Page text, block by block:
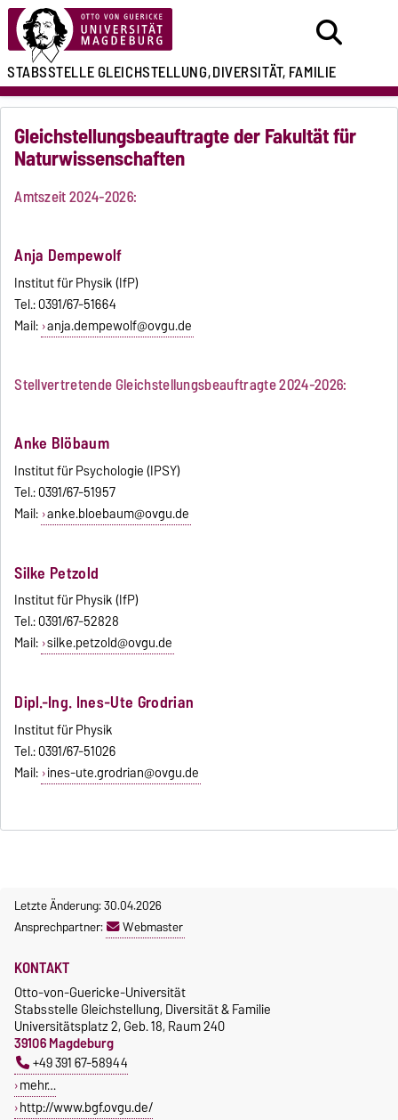
STABSSTELLEGLEICHSTELLUNG,DIVERSITÄT, FAMILIE
Gleichstellungsbeauftragte der Fakultät für
Naturwissenschaften
Amtszeit 2024-2026:
Anja Dempewolf
Institut für Physik (IfP)
Tel.: 0391/67-51664
Mail: anja.dempewolf@ovgu.de
Stellvertretende Gleichstellungsbeauftragte 2024-2026:
Anke Blöbaum
Institut für Psychologie (IPSY)
Tel.: 0391/67-51957
Mail: anke.bloebaum@ovgu.de
Silke Petzold
Institut für Physik (IfP)
Tel.: 0391/67-52828
Mail: silke.petzold@ovgu.de
Dipl.-Ing. Ines-Ute Grodrian
Institut für Physik
Tel.: 0391/67-51026
Mail: ines-ute.grodrian@ovgu.de
Letzte Änderung: 30.04.2026
Ansprechpartner:
Webmaster
KONTAKT
Otto-von-Guericke-Universität
Stabsstelle Gleichstellung, Diversität & Familie
Universitätsplatz 2, Geb. 18, Raum 240
39106 Magdeburg
+49 391 67-58944
mehr…
http://www.bgf.ovgu.de/